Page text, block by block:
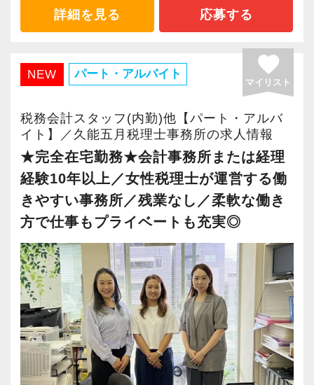
・顧客対応や提案業務に挑戦したい方
・資産税など専門性を高めたい方
・将来的にマネジメントに関わりたい方
＜まずはカジュアル面談へ＞
・事前に気軽な面談を実施
・仕事内容やキャリアを相談可
・ざっくばらんに質問OK
・納得後に選考へ進めます
・入社時期は柔軟に対応
・半年～1年の調整も可能
まずはカジュアル面談からでも歓迎です
「応募する」からお気軽にご連絡ください。
・経験値が自然と積み上がる環境
・有給取得率90％以上
・繁忙期も月30～40h程度
・男性の育休取得率100％
・テレワーク導入済み
・全席デュアルモニタ完備
＜幅広い経験・成長環境＞
・9割が紹介の安定基盤
・一般企業～医療・学校法人まで対応
・個人～大企業まで幅広く経験可能
・税務顧問＋資産税に関与
・相続／事業承継／M&Aにも対応
＜成長中の税理士法人＞
詳細を見る 応募する
NEW パート・アルバイト favorite
マイリスト
税務会計スタッフ(内勤)他【パート・アルバ
イト】／久能五月税理士事務所の求人情報
★完全在宅勤務★会計事務所または経理
経験10年以上／女性税理士が運営する働
きやすい事務所／残業なし／柔軟な働き
方で仕事もプライベートも充実◎